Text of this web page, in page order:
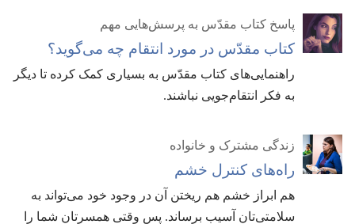
پاسخ کتاب مقدّس به پرسش‌هایی مهم
کتاب مقدّس در مورد انتقام چه می‌گوید؟‏
راهنمایی‌های کتاب مقدّس به بسیاری کمک کرده تا دیگر
به فکر انتقام‌جویی نباشند.‏
زندگی مشترک و خانواده
راه‌های کنترل خشم
هم ابراز خشم هم ریختن آن در وجود خود می‌تواند به
سلامتی‌تان آسیب برساند.‏ پس وقتی همسرتان شما را